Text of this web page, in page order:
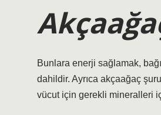
Bunlara enerji sağlamak,
dahildir. Ayrıca akçaağaç
vücut için gerekli mineralleri